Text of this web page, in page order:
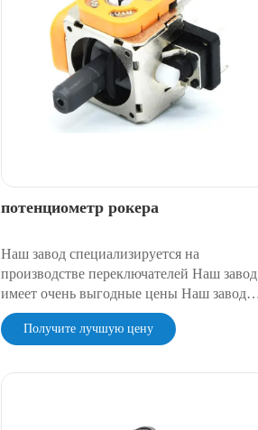
потенциометр рокера
Наш завод специализируется на
производстве переключателей Наш завод
имеет очень выгодные цены Наш завод
имеет очень надежное качество
Получите лучшую цену